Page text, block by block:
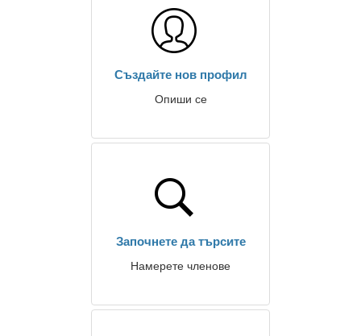
Създайте нов профил
Опиши се
Започнете да търсите
Намерете членове